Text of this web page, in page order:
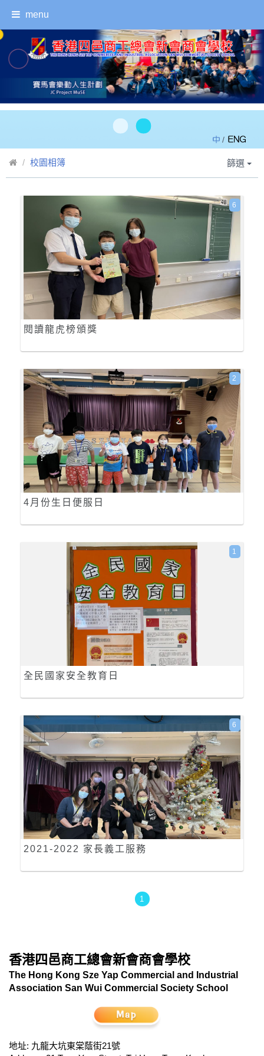
menu
/
校園相簿 篩選
閱讀龍虎榜頒獎
6
4月份生日便服日
2
全民國家安全教育日
1
2021-2022 家長義工服務
6
1
香港四邑商工總會新會商會學校
The Hong Kong Sze Yap Commercial and Industrial
Association San Wui Commercial Society School
地址: 九龍大坑東棠蔭街21號